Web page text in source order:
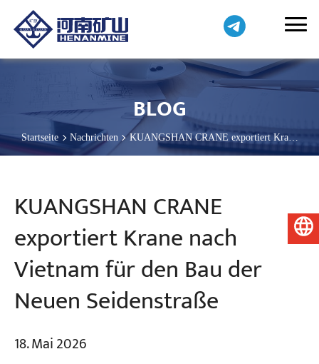
BLOG
Startseite Nachrichten
KUANGSHAN CRANE exportiert Krane
nach Vietnam für den Bau der Neuen Seidenstraße
KUANGSHAN CRANE
exportiert Krane nach
Vietnam für den Bau der
Neuen Seidenstraße
18. Mai 2026
Deutsch